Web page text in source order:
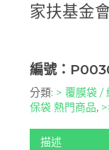
家扶基金
編號：
分類: > 覆膜袋 /
保袋 熱門商品,
描述